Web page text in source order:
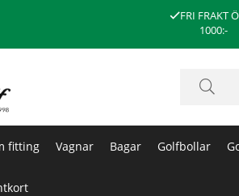
FRI FRAKT
1000:-
fitting Vagnar Bagar Golfbollar